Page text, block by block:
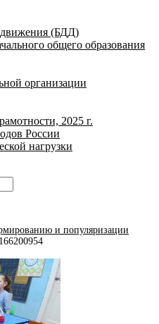
движения (БДД)
общего образования
организации
2025 г.
России
нагрузки
и популяризации